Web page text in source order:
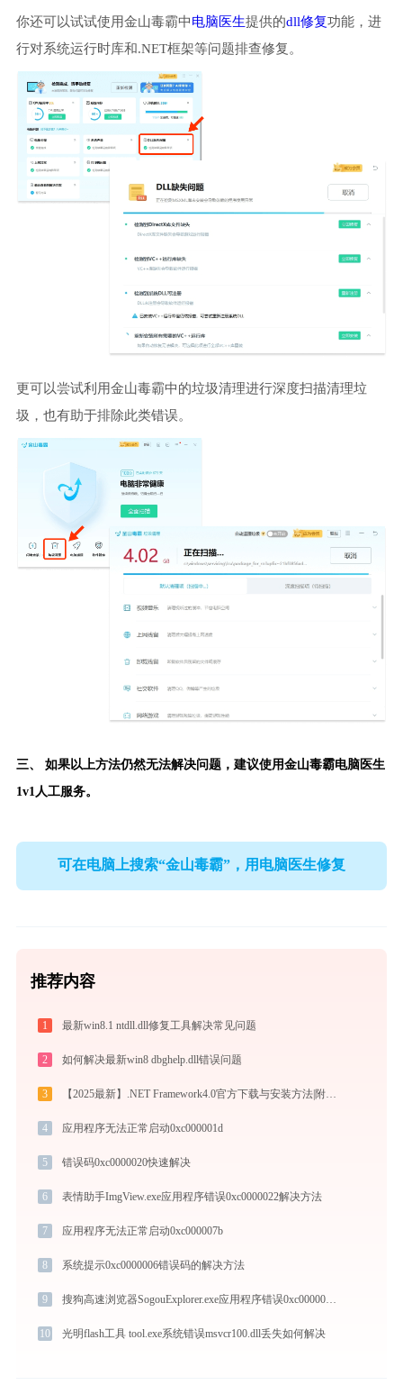
你还可以试试使用金山毒霸中电脑医生提供的dll修复功能，进
行对系统运行时库和.NET框架等问题排查修复。
更可以尝试利用金山毒霸中的垃圾清理进行深度扫描清理垃
圾，也有助于排除此类错误。
三、 如果以上方法仍然无法解决问题，建议使用金山毒霸电脑医生
1v1人工服务。
可在电脑上搜索“金山毒霸”，用电脑医生修复
推荐内容
1 最新win8.1 ntdll.dll修复工具解决常见问题
2 如何解决最新win8 dbghelp.dll错误问题
3 【2025最新】.NET Framework4.0官方下载与安装方法|附错误解决方案
4 应用程序无法正常启动0xc000001d
5 错误码0xc0000020快速解决
6 表情助手ImgView.exe应用程序错误0xc0000022解决方法
7 应用程序无法正常启动0xc000007b
8 系统提示0xc0000006错误码的解决方法
9 搜狗高速浏览器SogouExplorer.exe应用程序错误0xc0000005解决方法
10 光明flash工具 tool.exe系统错误msvcr100.dll丢失如何解决